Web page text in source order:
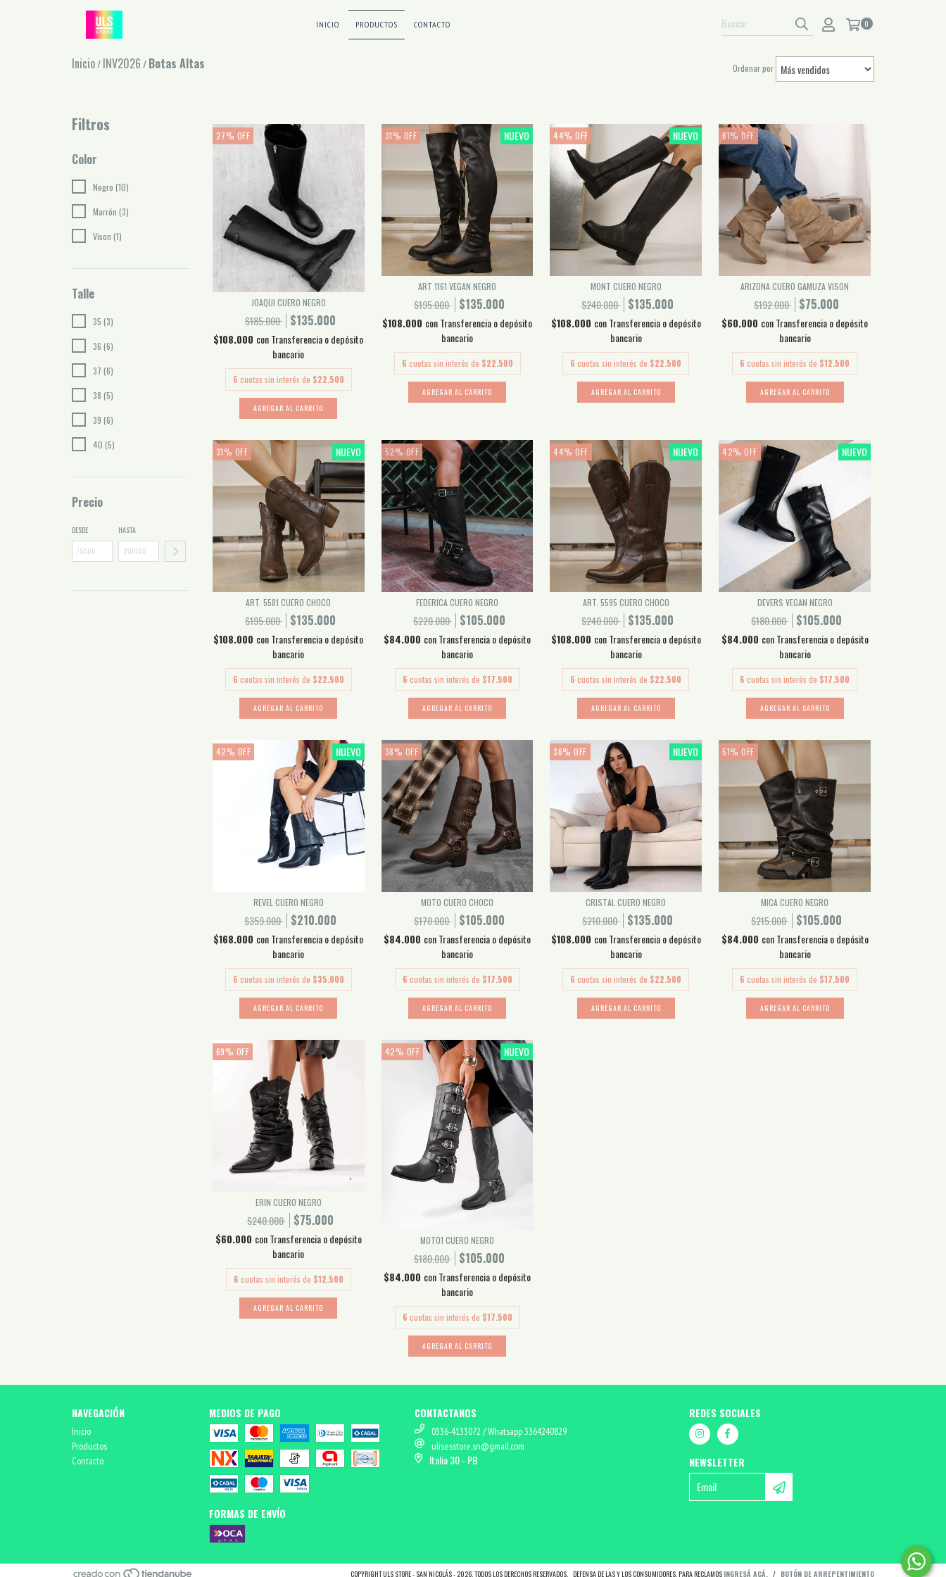
INICIO PRODUCTOS CONTACTO 0
Inicio/INV2026 /Botas Altas Ordenar por
Filtros
Color
Negro (10)
Marrón (3)
Vison (1)
Talle
35 (3)
36 (6)
37 (6)
38 (5)
39 (6)
40 (5)
Precio
DESDE HASTA
27% OFF
JOAQUI CUERO NEGRO
$185.000 $135.000
$108.000 conTransferencia o depósito
bancario
6 cuotas sin interés de $22.500
AGREGAR AL CARRITO
31% OFF NUEVO
ART 1161 VEGAN NEGRO
$195.000 $135.000
$108.000 conTransferencia o depósito
bancario
6 cuotas sin interés de $22.500
AGREGAR AL CARRITO
44%OFF NUEVO
MONT CUERO NEGRO
$240.000 $135.000
$108.000 con Transferencia o depósito
bancario
6 cuotas sin interés de $22.500
AGREGAR AL CARRITO
61%OFF
ARIZONA CUERO GAMUZA VISON
$192.000 $75.000
$60.000 conTransferencia o depósito
bancario
6 cuotas sin interés de $12.500
AGREGAR AL CARRITO
31% OFF NUEVO
ART. 5581 CUERO CHOCO
$195.000 $135.000
$108.000 conTransferencia o depósito
bancario
6 cuotas sin interés de $22.500
AGREGAR AL CARRITO
52% OFF
FEDERICA CUERO NEGRO
$220.000 $105.000
$84.000 conTransferencia o depósito
bancario
6 cuotas sin interés de $17.500
AGREGAR AL CARRITO
44%OFF NUEVO
ART. 5595 CUERO CHOCO
$240.000 $135.000
$108.000 con Transferencia o depósito
bancario
6 cuotas sin interés de $22.500
AGREGAR AL CARRITO
42%OFF NUEVO
DEVERS VEGAN NEGRO
$180.000 $105.000
$84.000 con Transferencia o depósito
bancario
6 cuotas sin interés de $17.500
AGREGAR AL CARRITO
42% OFF NUEVO
REVEL CUERO NEGRO
$359.000 $210.000
$168.000 conTransferencia o depósito
bancario
6 cuotas sin interés de $35.000
AGREGAR AL CARRITO
38% OFF
MOTO CUERO CHOCO
$170.000 $105.000
$84.000 conTransferencia o depósito
bancario
6 cuotas sin interés de $17.500
AGREGAR AL CARRITO
36%OFF NUEVO
CRISTAL CUERO NEGRO
$210.000 $135.000
$108.000 con Transferencia o depósito
bancario
6 cuotas sin interés de $22.500
AGREGAR AL CARRITO
51%OFF
MICA CUERO NEGRO
$215.000 $105.000
$84.000 con Transferencia o depósito
bancario
6 cuotas sin interés de $17.500
AGREGAR AL CARRITO
69% OFF
ERIN CUERO NEGRO
$240.000 $75.000
$60.000 con Transferencia o depósito
bancario
6 cuotas sin interés de $12.500
AGREGAR AL CARRITO
42% OFF NUEVO
MOTO1 CUERO NEGRO
$180.000 $105.000
$84.000 conTransferencia o depósito
bancario
6 cuotas sin interés de $17.500
AGREGAR AL CARRITO
NAVEGACIÓN
Inicio
Productos
Contacto
MEDIOS DE PAGO
FORMAS DE ENVÍO
CONTACTANOS
0336-4133072 / Whatsapp 3364240829
ulisesstore.sn@gmail.com
Italia 30 - PB
REDES SOCIALES
NEWSLETTER
COPYRIGHT ULS STORE - SAN NICOLÁS - 2026. TODOS LOS DERECHOS RESERVADOS. DEFENSA DE LAS Y LOS CONSUMIDORES. PARA RECLAMOS INGRESÁ ACÁ. / BOTÓN DE ARREPENTIMIENTO